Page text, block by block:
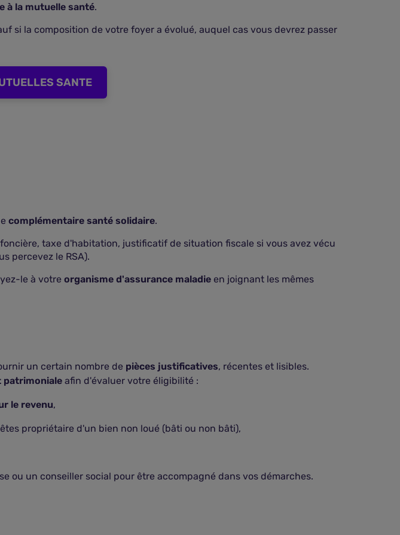
à la mutuelle santé.
si la composition de votre foyer a évolué, auquel cas vous devrez passer
SANTE
complémentaire santé solidaire.
taxe d'habitation, justificatif de situation fiscale si vous avez vécu
percevez le RSA).
le à votre organisme d'assurance maladie en joignant les mêmes
un certain nombre de pièces justificatives, récentes et lisibles.
patrimoniale afin d'évaluer votre éligibilité :
le revenu,
propriétaire d'un bien non loué (bâti ou non bâti),
ou un conseiller social pour être accompagné dans vos démarches.